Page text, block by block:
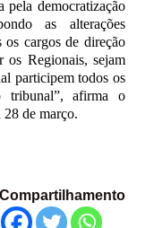
pela democratização
as alterações
os cargos de direção
os Regionais, sejam
participem todos os
tribunal”, afirma o
de março.
Compartilhamento